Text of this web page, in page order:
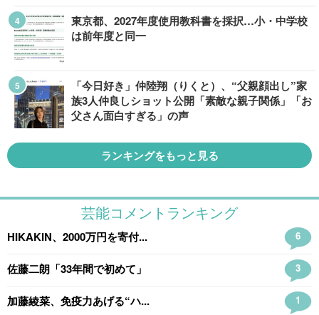
東京都、2027年度使用教科書を採択…小・中学校
は前年度と同一
「今日好き」仲陸翔（りくと）、“父親顔出し”家
族3人仲良しショット公開「素敵な親子関係」「お
父さん面白すぎる」の声
ランキングをもっと見る